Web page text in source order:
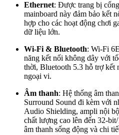
Ethernet: Được trang bị
mainboard này đảm bảo kết
hợp cho các hoạt động chơi
dữ liệu lớn.
Wi-Fi & Bluetooth: Wi-Fi
năng kết nối không dây với
thời, Bluetooth 5.3 hỗ trợ kết
ngoại vi.
Âm thanh: Hệ thống âm
Surround Sound đi kèm với
Audio Shielding, ampli nội
chất lượng cao lên đến 32-
âm thanh sống động và chi